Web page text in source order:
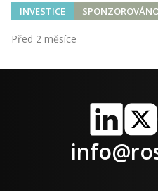
INVESTICE
Před 2 měsíce
LinkedIn
X